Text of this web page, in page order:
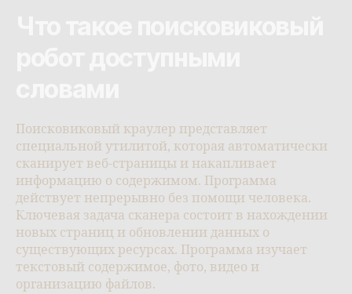
Поисковиковый краулер представляет
специальной утилитой, которая автоматически
сканирует веб-страницы и накапливает
информацию о содержимом. Программа
действует непрерывно без помощи человека.
Ключевая задача сканера состоит в нахождении
новых страниц и обновлении данных о
существующих ресурсах. Программа изучает
текстовый содержимое, фото, видео и
организацию файлов.